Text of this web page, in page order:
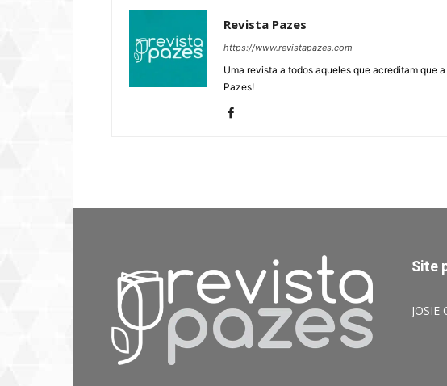
Revista Pazes
https://www.revistapazes.com
Uma revista a todos aqueles que acreditam que
Pazes!
Site
JOSIE